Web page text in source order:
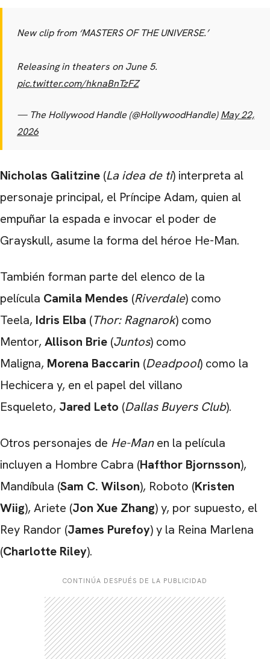
New clip from ‘MASTERS OF THE UNIVERSE.’
Releasing in theaters on June 5.
pic.twitter.com/hknaBnTzFZ
— The Hollywood Handle (@HollywoodHandle)May 22,
2026
Nicholas Galitzine (La idea de ti) interpreta al
personaje principal, el Príncipe Adam, quien al
empuñar la espada e invocar el poder de
Grayskull, asume la forma del héroe He-Man.
También forman parte del elenco de la
película Camila Mendes (Riverdale) como
Teela, Idris Elba (Thor: Ragnarok) como
Mentor, Allison Brie (Juntos) como
Maligna, Morena Baccarin (Deadpool) como la
Hechicera y, en el papel del villano
Esqueleto, Jared Leto (Dallas Buyers Club).
Otros personajes de He-Manen la película
incluyen a Hombre Cabra (Hafthor Bjornsson),
Mandíbula (Sam C. Wilson), Roboto (Kristen
Wiig), Ariete (Jon Xue Zhang) y, por supuesto, el
Rey Randor (James Purefoy) y la Reina Marlena
(Charlotte Riley).
CONTINÚA DESPUÉS DE LA PUBLICIDAD
CARREGANDO PUBLICIDADE